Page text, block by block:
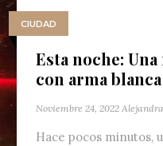
CIUDAD
Esta noche:
con arma
Noviembre 24, 2022
Hace pocos minutos,